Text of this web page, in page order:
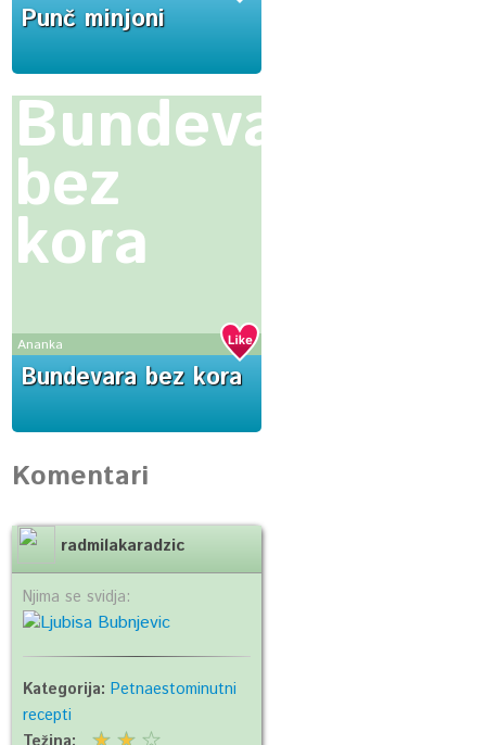
Punč minjoni
Bundevara
bez
kora
Ananka
Bundevara bez kora
Komentari
radmilakaradzic
Njima se svidja:
Kategorija:Petnaestominutni
recepti